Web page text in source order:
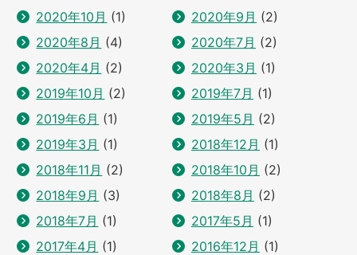
2020年10月 (1) 2020年9月 (2)
2020年8月 (4) 2020年7月 (2)
2020年4月 (2) 2020年3月 (1)
2019年10月 (2) 2019年7月 (1)
2019年6月 (1) 2019年5月 (2)
2019年3月 (1) 2018年12月 (1)
2018年11月 (2) 2018年10月 (2)
2018年9月 (3) 2018年8月 (2)
2018年7月 (1) 2017年5月 (1)
2017年4月 (1) 2016年12月 (1)